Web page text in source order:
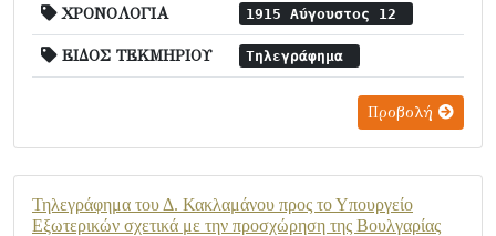
ΧΡΟΝΟΛΟΓΙΑ 1915 Αύγουστος 12
ΕΙΔΟΣ ΤΕΚΜΗΡΙΟΥ Τηλεγράφημα
Προβολή
Τηλεγράφημα του Δ. Κακλαμάνου προς το Υπουργείο
Εξωτερικών σχετικά με την προσχώρηση της Βουλγαρίας